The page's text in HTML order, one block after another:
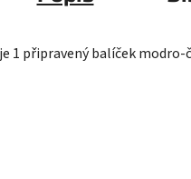
1 připravený balíček modro-